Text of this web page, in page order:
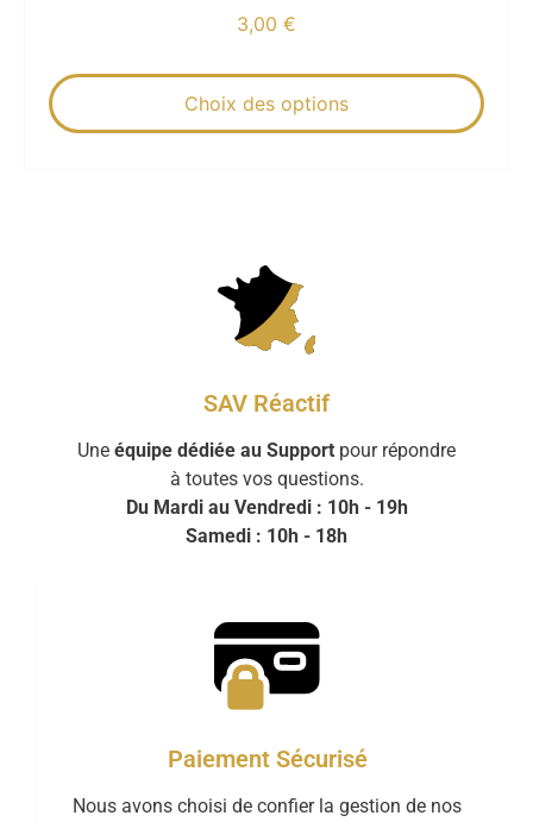
3,00 €
Choix des options
SAV Réactif
Une équipe dédiée au Support pour répondre
à toutes vos questions.
Du Mardi au Vendredi : 10h - 19h
Samedi : 10h - 18h
Paiement Sécurisé
Nous avons choisi de confier la gestion de nos